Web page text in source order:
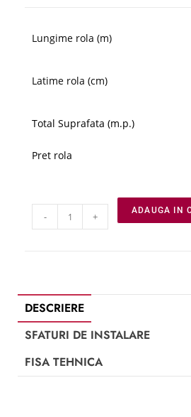
Lungime rola (m)
Latime rola (cm)
Total Suprafata (m.p.)
Pret rola
- + ADAUGA IN
DESCRIERE
SFATURI DE INSTALARE
FISA TEHNICA